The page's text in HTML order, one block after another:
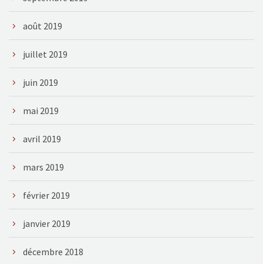
août 2019
juillet 2019
juin 2019
mai 2019
avril 2019
mars 2019
février 2019
janvier 2019
décembre 2018